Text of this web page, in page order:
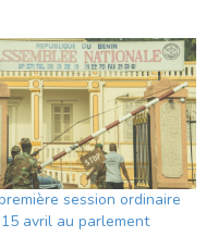
session ordinaire
15 avril au parlement